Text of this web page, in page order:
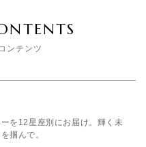
ンテンツ
を12星座別にお届け。輝く未
掴んで。